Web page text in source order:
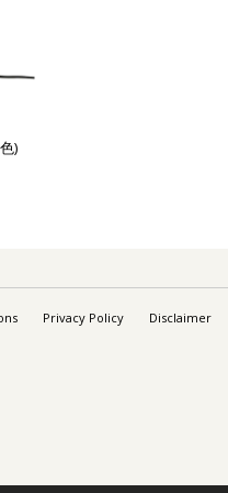
)
Privacy Policy Disclaimer